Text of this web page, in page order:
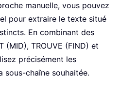
manuelle, vous pouvez
pour extraire le texte situé
En combinant des
(MID), TROUVE (FIND) et
précisément les
sous-chaîne souhaitée.